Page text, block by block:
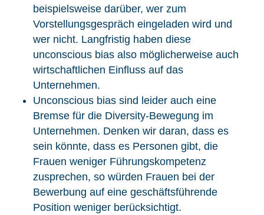
beispielsweise darüber, wer zum
Vorstellungsgespräch eingeladen wird und
wer nicht. Langfristig haben diese
unconscious bias also möglicherweise auch
wirtschaftlichen Einfluss auf das
Unternehmen.
Unconscious bias sind leider auch eine
Bremse für die Diversity-Bewegung im
Unternehmen. Denken wir daran, dass es
sein könnte, dass es Personen gibt, die
Frauen weniger Führungskompetenz
zusprechen, so würden Frauen bei der
Bewerbung auf eine geschäftsführende
Position weniger berücksichtigt.